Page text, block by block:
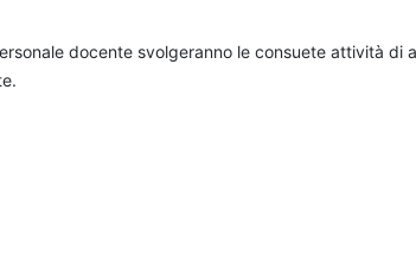
docente svolgeranno le consuete attività di